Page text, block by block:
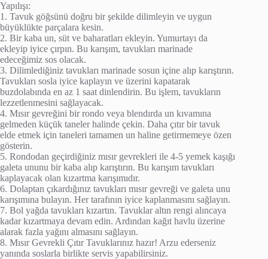
Yapılışı:
1. Tavuk göğsünü doğru bir şekilde dilimleyin ve uygun
büyüklükte parçalara kesin.
2. Bir kaba un, süt ve baharatları ekleyin. Yumurtayı da
ekleyip iyice çırpın. Bu karışım, tavukları marinade
edeceğimiz sos olacak.
3. Dilimlediğiniz tavukları marinade sosun içine alıp karıştırın.
Tavukları sosla iyice kaplayın ve üzerini kapatarak
buzdolabında en az 1 saat dinlendirin. Bu işlem, tavukların
lezzetlenmesini sağlayacak.
4. Mısır gevreğini bir rondo veya blendırda un kıvamına
gelmeden küçük taneler halinde çekin. Daha çıtır bir tavuk
elde etmek için taneleri tamamen un haline getirmemeye özen
gösterin.
5. Rondodan geçirdiğiniz mısır gevrekleri ile 4-5 yemek kaşığı
galeta ununu bir kaba alıp karıştırın. Bu karışım tavukları
kaplayacak olan kızartma karışımıdır.
6. Dolaptan çıkardığınız tavukları mısır gevreği ve galeta unu
karışımına bulayın. Her tarafının iyice kaplanmasını sağlayın.
7. Bol yağda tavukları kızartın. Tavuklar altın rengi alıncaya
kadar kızartmaya devam edin. Ardından kağıt havlu üzerine
alarak fazla yağını almasını sağlayın.
8. Mısır Gevrekli Çıtır Tavuklarınız hazır! Arzu ederseniz
yanında soslarla birlikte servis yapabilirsiniz.